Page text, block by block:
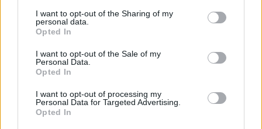
not limited to your visit or usage behaviour. You may click to
grant or deny consent to Google and its third-party tags to
use your data for below specified purposes in below Google
consent section.
I want to opt-out of the Sharing of my
personal data.
Opted In
I want to opt-out of the Sale of my
Personal Data.
Opted In
I want to opt-out of processing my
Personal Data for Targeted Advertising.
Opted In
Scoprire luoghi nascosti con app, mappe offline e